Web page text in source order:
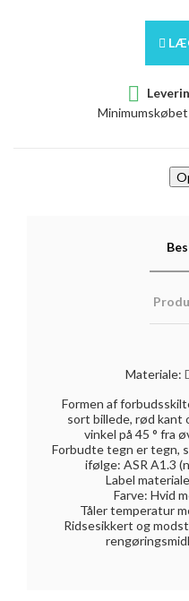

Materiale:
Formen af
sort billede, rød kant
vinkel på 45 ° fra
Forbudte tegn er tegn,
ifølge: ASR A1.3
Label
Farve: Hvid
Tåler temperatur
Ridsesikkert og